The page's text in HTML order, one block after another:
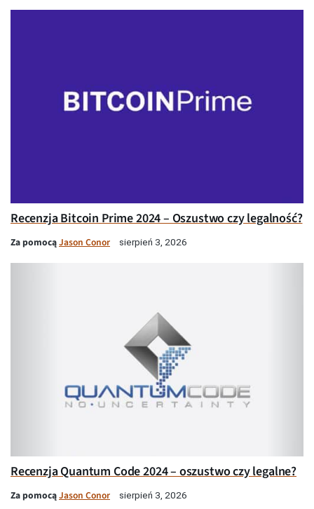
Recenzja Bitcoin Prime 2024 – Oszustwo czy legalność?
Za pomocąJason Conor sierpień 3, 2026
Recenzja Quantum Code 2024 – oszustwo czy legalne?
Za pomocąJason Conor sierpień 3, 2026